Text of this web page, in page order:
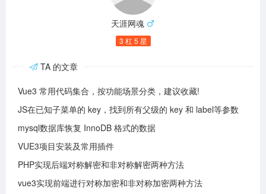
天涯网魂
3 杠 5 星
TA 的文章
Vue3 常用代码集合，按功能场景分类，建议收藏!
JS在已知子菜单的 key，找到所有父级的 key 和 label等参数
mysql数据库恢复 InnoDB 格式的数据
VUE3项目安装及常用插件
PHP实现后端对称解密和非对称解密两种方法
vue3实现前端进行对称加密和非对称加密两种方法